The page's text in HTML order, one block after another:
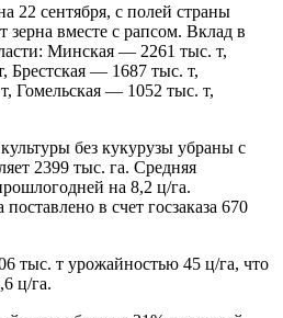
22 сентября, с полей страны
вместе с рапсом. Вклад в
Минская — 2261 тыс. т,
Брестская — 1687 тыс. т,
Гомельская — 1052 тыс. т,
без кукурузы убраны с
2399 тыс. га. Средняя
на 8,2 ц/га.
в счет госзаказа 670
тыс. т урожайностью 45 ц/га, что
ц/га.